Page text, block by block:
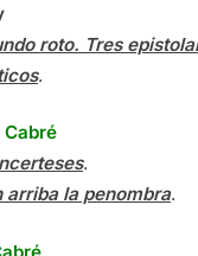
roto. Tres
.
.
arriba la penombra.